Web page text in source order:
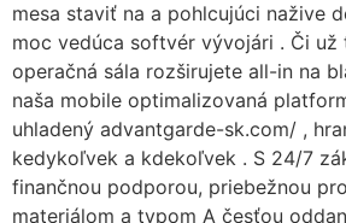
mesa staviť na a pohlcujúci nažive
moc vedúca softvér vývojári . Či už
operačná sála rozširujete all-in na
naša mobile optimalizovaná
uhladený advantgarde-sk.com/ ,
kedykoľvek a kdekoľvek . S 24/7
finančnou podporou, priebežnou
materiálom a typom A česťou